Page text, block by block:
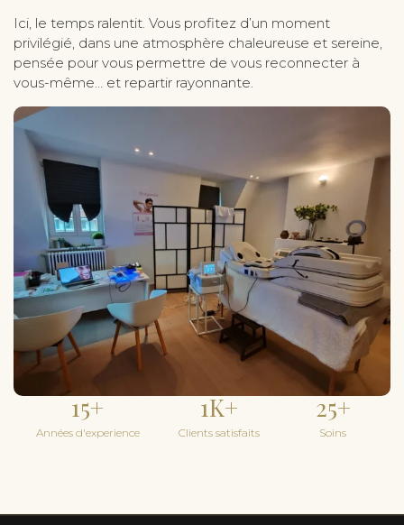
Ici, le temps ralentit. Vous profitez d’un moment
privilégié, dans une atmosphère chaleureuse et sereine,
pensée pour vous permettre de vous reconnecter à
vous-même… et repartir rayonnante.
Années d'experience
15+
Clients satisfaits
1K+
Soins
25+